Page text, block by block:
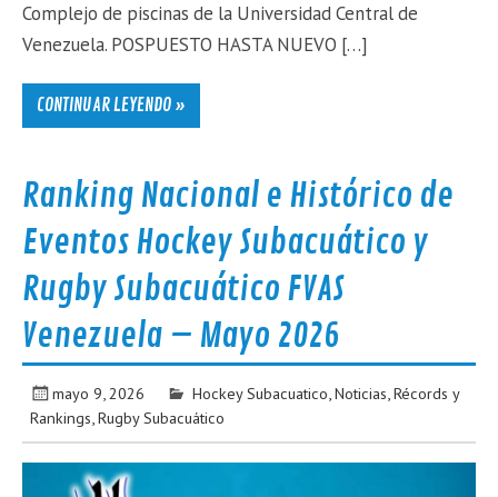
Complejo de piscinas de la Universidad Central de
Venezuela. POSPUESTO HASTA NUEVO […]
CONTINUAR LEYENDO »
Ranking Nacional e Histórico de
Eventos Hockey Subacuático y
Rugby Subacuático FVAS
Venezuela – Mayo 2026
mayo 9, 2026 Hockey Subacuatico,Noticias,Récords y
Rankings,Rugby Subacuático